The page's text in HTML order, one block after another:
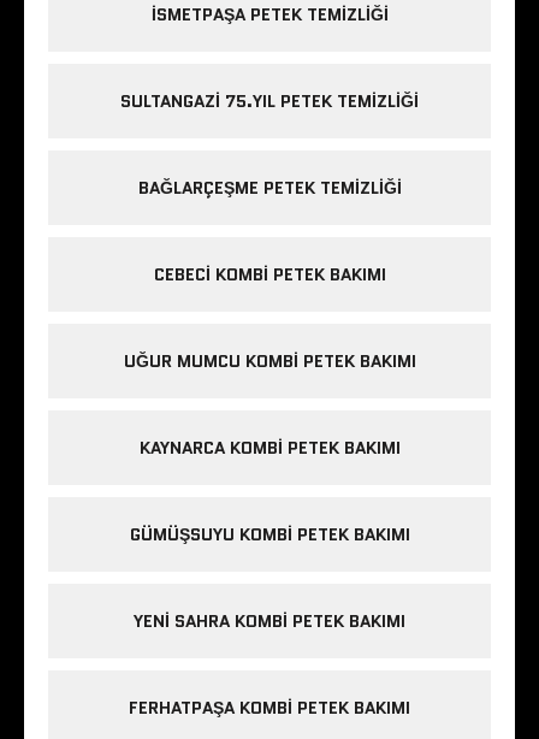
ISMETPAŞA PETEK TEMIZLIĞI
SULTANGAZI 75.YIL PETEK TEMIZLIĞI
BAĞLARÇEŞME PETEK TEMIZLIĞI
CEBECI KOMBI PETEK BAKIMI
UĞUR MUMCU KOMBI PETEK BAKIMI
KAYNARCA KOMBI PETEK BAKIMI
GÜMÜŞSUYU KOMBI PETEK BAKIMI
YENI SAHRA KOMBI PETEK BAKIMI
FERHATPAŞA KOMBI PETEK BAKIMI